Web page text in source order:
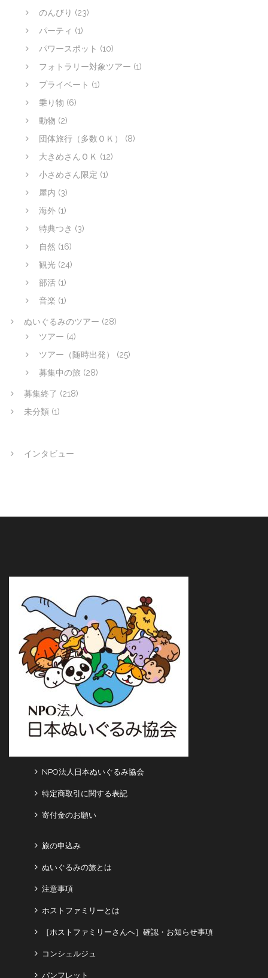
のんびり (23)
パーティ (1)
パワースポット (10)
フォトラリー対象ツアー (1)
プライベート (1)
乗り物 (6)
動物 (2)
団体旅行（多数ＯＫ）
(8)
大きめさんＯＫ (12)
小さめさん限定 (1)
屋内 (3)
海外 (1)
特典つき (3)
自然 (16)
観光 (24)
部活 (1)
音楽 (1)
ぬいぐるみのツアー (28)
ツアー (4)
ツアー（随時出発）
(25)
募集中の旅 (28)
募集終了 (218)
未分類 (1)
インタビュー
NPO法人日本ぬいぐるみ協会
特定商取引に関する表記
寄付金のお願い
旅の申込み
ぬいぐるみの旅とは
注意事項
ホストファミリーとは
［ホストファミリーさんへ］確認・お知らせ事項
コンシェルジュ
パンフレット